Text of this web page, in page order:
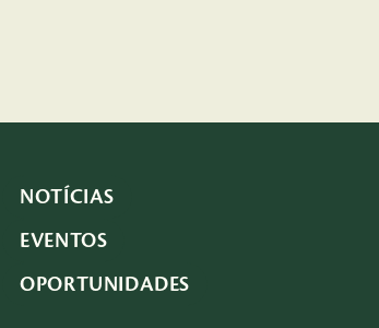
NOTÍCIAS
EVENTOS
OPORTUNIDADES